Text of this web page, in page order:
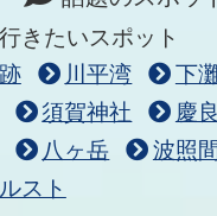
きたいスポット
川平湾
下
須賀神社
慶
八ヶ岳
波照
スト